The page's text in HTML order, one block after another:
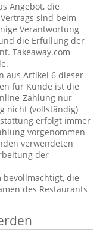
Angebot, die
sind beim
Verantwortung
die Erfüllung der
Takeaway.com
aus Artikel 6 dieser
für Kunde ist die
Zahlung nur
nicht (vollständig)
erfolgt immer
vorgenommen
verwendeten
der
bevollmächtigt, die
des Restaurants